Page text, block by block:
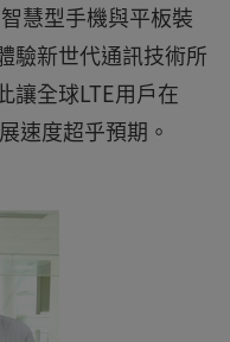
慧型手機與平板裝
驗新世代通訊技術所
讓全球LTE用戶在
速度超乎預期。